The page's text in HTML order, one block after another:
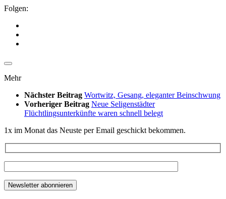
Folgen:
Mehr
Nächster Beitrag Wortwitz, Gesang, eleganter Beinschwung
Vorheriger Beitrag Neue Seligenstädter
Flüchtlingsunterkünfte waren schnell belegt
1x im Monat das Neuste per Email geschickt bekommen.